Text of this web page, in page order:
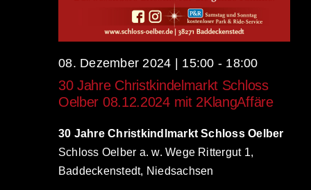
08. Dezember 2024 | 15:00 - 18:00
30 Jahre Christkindelmarkt Schloss
Oelber 08.12.2024 mit 2KlangAffäre
30 Jahre Christkindlmarkt Schloss Oelber
Schloss Oelber a. w. Wege Rittergut 1,
Baddeckenstedt, Niedsachsen